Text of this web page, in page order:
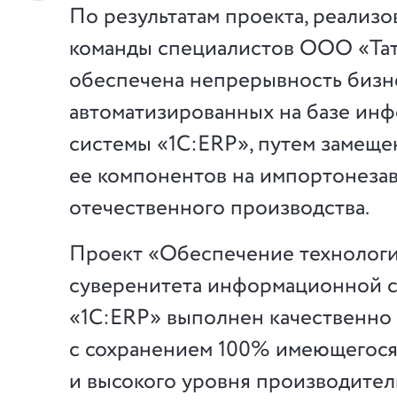
По результатам проекта,
команды специалистов ООО
обеспечена непрерывность
автоматизированных на базе
системы «1С:ERP», путем
ее компонентов на
отечественного производства.
Проект «Обеспечение
суверенитета информационной
«1С:ERP» выполнен
с сохранением 100%
и высокого уровня